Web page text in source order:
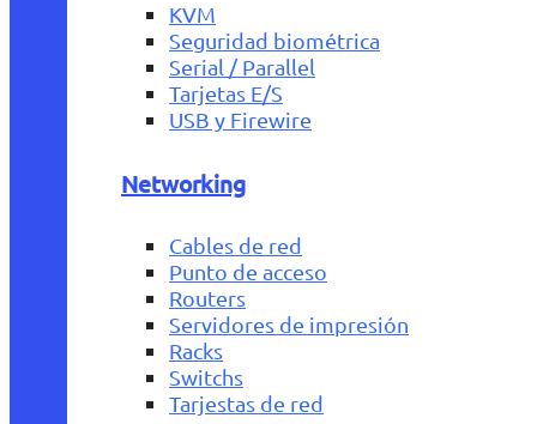
KVM
Seguridad biométrica
Serial / Parallel
Tarjetas E/S
USB y Firewire
Networking
Cables de red
Punto de acceso
Routers
Servidores de impresión
Racks
Switchs
Tarjestas de red